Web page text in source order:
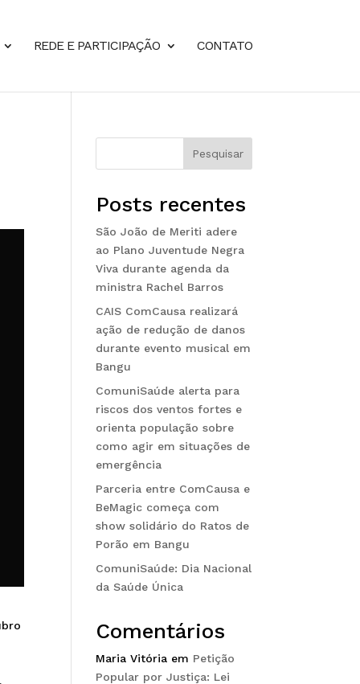
REDE E PARTICIPAÇÃO CONTATO
Pesquisar
Posts recentes
São João de Meriti adere
ao Plano Juventude Negra
Viva durante agenda da
ministra Rachel Barros
CAIS ComCausa realizará
ação de redução de danos
durante evento musical em
Bangu
ComuniSaúde alerta para
riscos dos ventos fortes e
orienta população sobre
como agir em situações de
emergência
Parceria entre ComCausa e
BeMagic começa com
show solidário do Ratos de
Porão em Bangu
ComuniSaúde: Dia Nacional
da Saúde Única
Comentários
Maria Vitória em Petição
Popular por Justiça: Lei